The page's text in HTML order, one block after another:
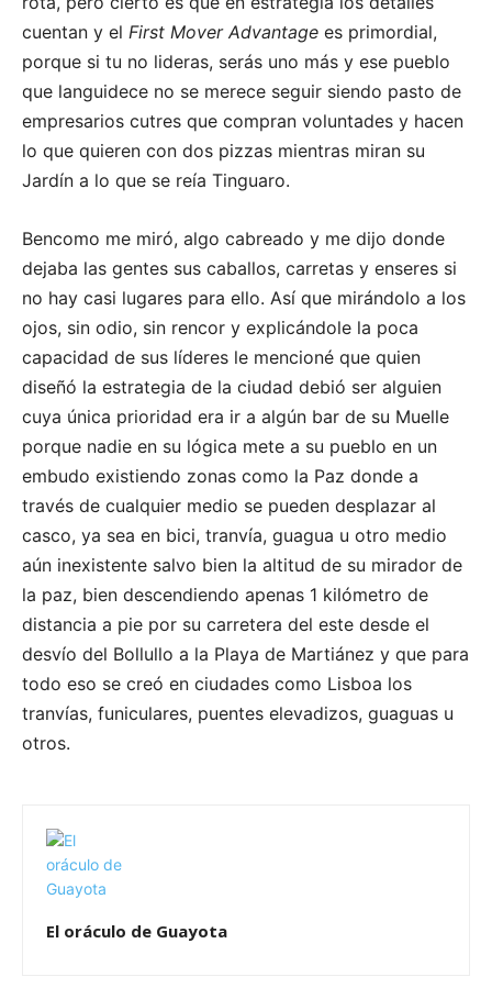
cuentan y el First Mover Advantage es primordial,
porque si tu no lideras, serás uno más y ese pueblo
que languidece no se merece seguir siendo pasto de
empresarios cutres que compran voluntades y hacen
lo que quieren con dos pizzas mientras miran su
Jardín a lo que se reía Tinguaro.
Bencomo me miró, algo cabreado y me dijo donde
dejaba las gentes sus caballos, carretas y enseres si
no hay casi lugares para ello. Así que mirándolo a los
ojos, sin odio, sin rencor y explicándole la poca
capacidad de sus líderes le mencioné que quien
diseñó la estrategia de la ciudad debió ser alguien
cuya única prioridad era ir a algún bar de su Muelle
porque nadie en su lógica mete a su pueblo en un
embudo existiendo zonas como la Paz donde a
través de cualquier medio se pueden desplazar al
casco, ya sea en bici, tranvía, guagua u otro medio
aún inexistente salvo bien la altitud de su mirador de
la paz, bien descendiendo apenas 1 kilómetro de
distancia a pie por su carretera del este desde el
desvío del Bollullo a la Playa de Martiánez y que para
todo eso se creó en ciudades como Lisboa los
tranvías, funiculares, puentes elevadizos, guaguas u
otros.
El oráculo de Guayota